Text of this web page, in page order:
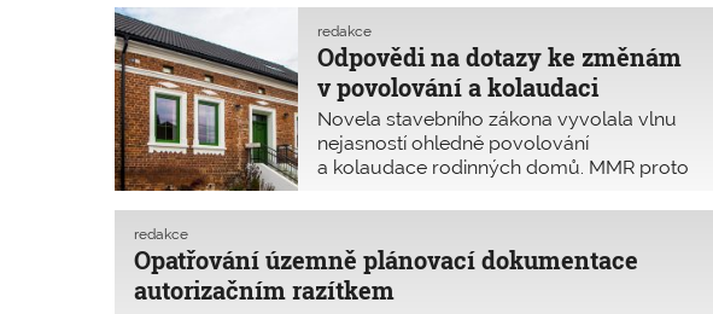
Publikace má poměrně široký záběr
začínající kapitolou o historickém v
Odpovědi na dotazy ke změnám
v povolování a kolaudaci
rodinných domů
redakce
Novela stavebního zákona vyvolala vlnu
nejasností ohledně povolování
a kolaudace rodinných domů. MMR proto
kterým se snaží zákon vysvětlit.
Opatřování územně plánovací dokumentace
autorizačním razítkem
redakce